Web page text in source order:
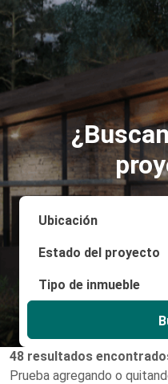
48 resultados
Prueba agregando o